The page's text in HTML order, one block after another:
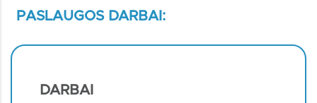
PASLAUGOS DARBAI:
DARBAI